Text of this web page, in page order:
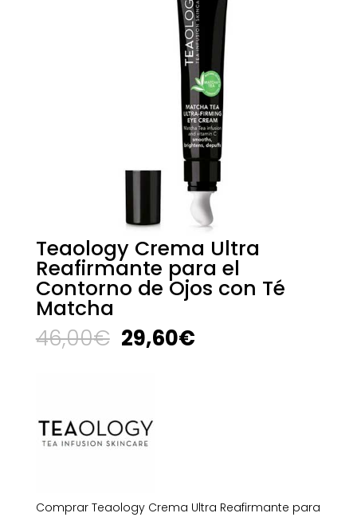
Teaology Crema Ultra
Reafirmante para el
Contorno de Ojos con Té
Matcha
46,00€ El
precio
29,60€El
Comprar Teaology Crema Ultra Reafirmante para